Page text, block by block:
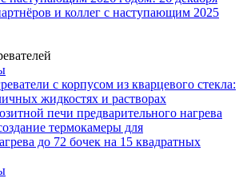
и коллег с наступающим 2025
с корпусом из кварцевого стекла:
жидкостях и растворах
печи предварительного нагрева
термокамеры для
до 72 бочек на 15 квадратных